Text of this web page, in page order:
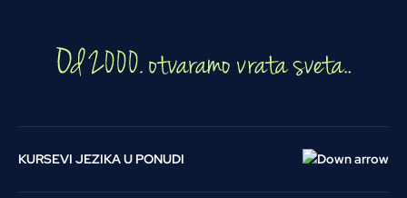
KURSEVI JEZIKA U PONUDI